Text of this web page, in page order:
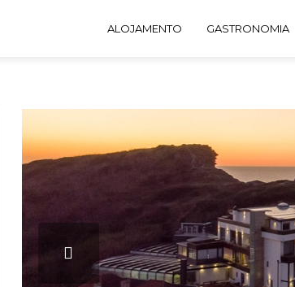
ALOJAMENTO GASTRONOMIA